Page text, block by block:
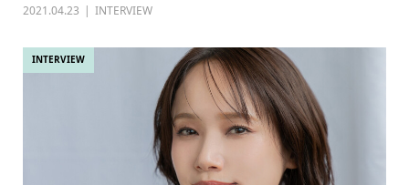
2021.04.23 INTERVIEW
INTERVIEW